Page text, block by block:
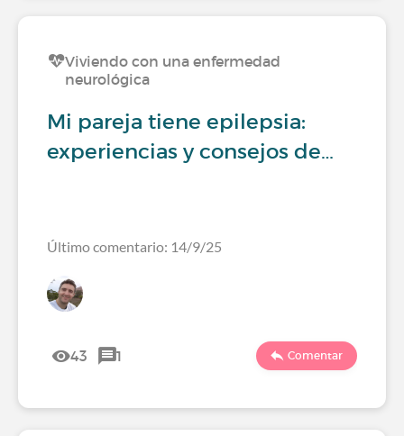
Viviendo con una enfermedad
neurológica
Mi pareja tiene epilepsia:
experiencias y consejos de…
Último comentario: 14/9/25
43 1 Comentar